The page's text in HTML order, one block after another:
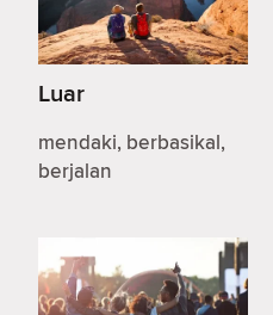
Luar
mendaki, berbasikal,
berjalan